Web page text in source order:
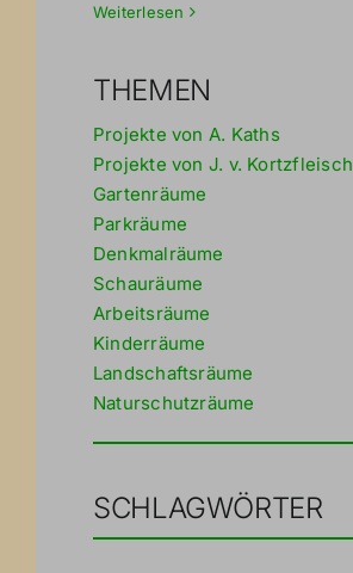
Weiterlesen
THEMEN
Projekte von A. Kaths
Projekte von J. v. Kortzfleisch
Gartenräume
Parkräume
Denkmalräume
Schauräume
Arbeitsräume
Kinderräume
Landschaftsräume
Naturschutzräume
SCHLAGWÖRTER